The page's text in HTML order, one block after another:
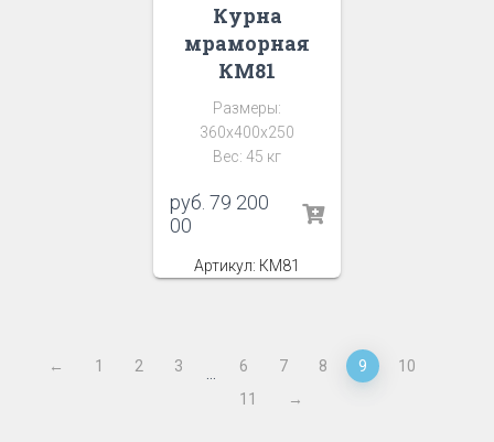
Курна
мраморная
КМ81
Размеры:
360x400x250
Вес: 45 кг
руб. 79 200
00
Артикул: КМ81
← 1 2 3 6 7 8 9
10
11
→